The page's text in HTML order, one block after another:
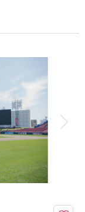
撮影日の空き
を確認する
小物一式
台紙付写真
挙式
ペットと撮影
）・ヘアメイクアテ
履、雪駄、扇子